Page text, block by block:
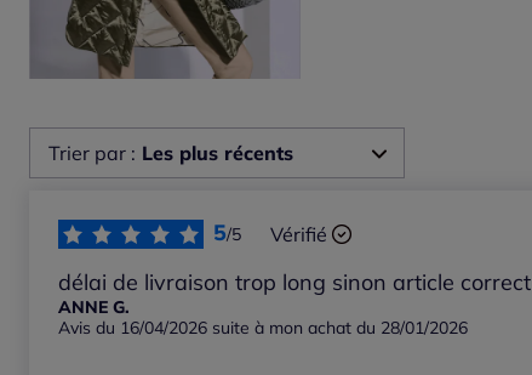
Trier par : Les plus récents
Les plus anciens
5/5 Vérifié
délai de livraison trop long sinon article correct
ANNE G.
Avis du 16/04/2026 suite à mon achat du 28/01/2026